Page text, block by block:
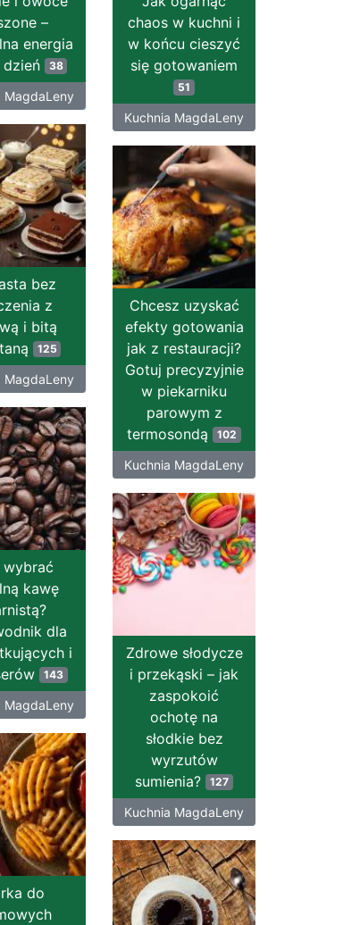
–
energia
dzień
38
MagdaLeny
chaos w kuchni i
w końcu cieszyć
się gotowaniem
51
Kuchnia MagdaLeny
bez
z
i bitą
125
MagdaLeny
Chcesz uzyskać
efekty gotowania
jak z restauracji?
Gotuj precyzyjnie
w piekarniku
parowym z
termosondą 102
Kuchnia MagdaLeny
wybrać
kawę
dla
i
143
MagdaLeny
Zdrowe słodycze
i przekąski – jak
zaspokoić
ochotę na
słodkie bez
wyrzutów
sumienia? 127
Kuchnia MagdaLeny
do